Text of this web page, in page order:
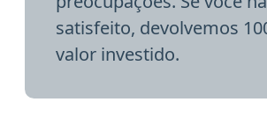
satisfeito, devolvemos
valor investido.